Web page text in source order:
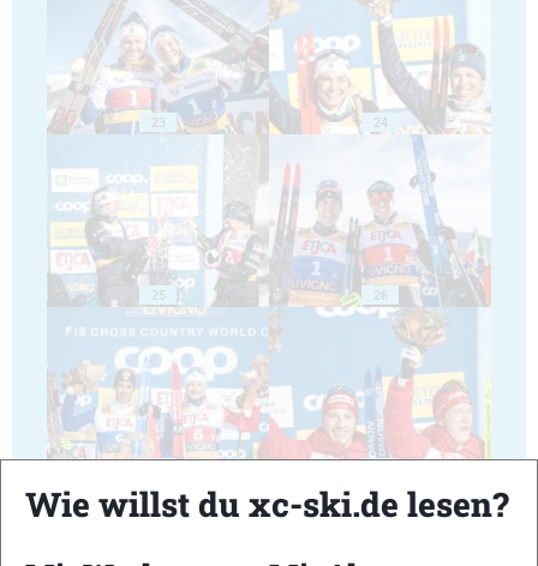
23 24
25 26
Wie willst du xc-ski.de lesen?